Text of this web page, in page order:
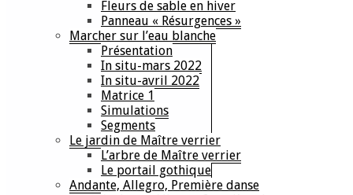
Fleurs de sable en hiver
Panneau « Résurgences »
Marcher sur l’eau blanche
Présentation
In situ-mars 2022
In situ-avril 2022
Matrice 1
Simulations
Segments
Le jardin de Maître verrier
L’arbre de Maître verrier
Le portail gothique
Andante, Allegro, Première danse